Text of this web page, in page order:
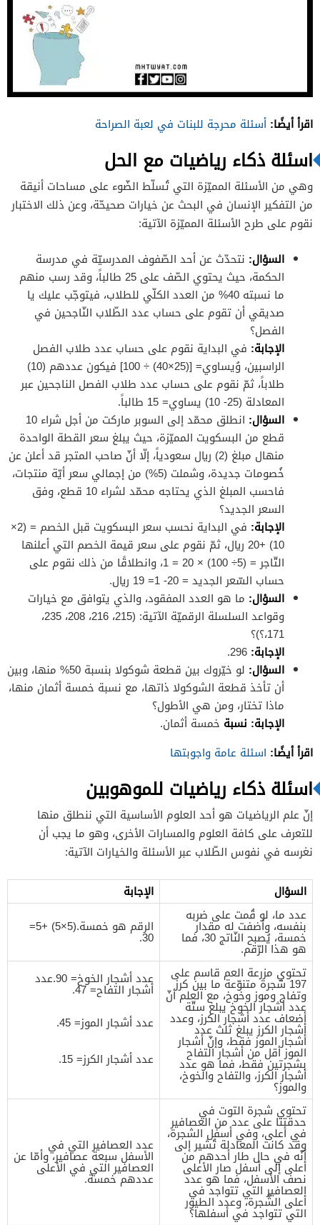
اقرأ أيضًا: أسئلة محرجة للبنات في لعبة الصراحة
اسئلة ذكاء رياضيات مع الحل
وهي من الأسئلة المميّزة التي تُسلّط الضّوء على مساحات أنيقة
من التفكير الإنسان في البحث عن خيارات صحيحّة، وعن ذلك الاختبار
نقوم على طرح الأسئلة المميّزة الآتية:
السؤال: نتحدّث عن أحد الصّفوف المدرسيّة في مدرسة
الحكمة، حيث يحتوي الصّف على 25 طالباً، وقد رسب منهم
ما نسبته 40% من العدد الكلّي للطلاب، فيتوجّب عليك يا
صديقي أن تقوم على حساب عدد الطّلاب النّاجحين في
الفصل؟
الإجابة: في البداية نقوم على حساب عدد طلاب الفصل
الراسبين، وُيساوي= [(25×40) ÷ 100] فيكون عددهم (10)
طلاباً، ثمّ نقوم على حساب عدد طلاب الفصل الناجحين عبر
المعادلة (25- 10) يساوي= 15 طالباً.
السؤال:
انطلق محمّد إلى السوبر ماركت من أجل شراء 10
قطع من البسكويت المميّزة، حيث يبلغ سعر القطة الواحدة
منهال مبلغ (2) ريال سعودياً، إلّا أنّ صاحب المتجر قد أعلن عن
خُصومات جديدة، وشملت (5%) من إجمالي سعر أيّة منتجات،
فاحسب المبلغ الذي يحتاجه محمّد لشراء 10 قطع، وفق
السعر الجديد؟
الإجابة:
في البداية نحسب سعر البسكويت قبل الخصم = (2×
10) +20 ريال، ثمّ نقوم على سعر قيمة الخصم التي أعلنها
التّاجر = (5÷ 100) × 20 = 1، وانطلاقًا من ذلك نقوم على
حساب السّعر الجديد = 20- 1= 19 ريال.
السؤال: ما هو العدد المفقود، والذي يتوافق مع خيارات
وقواعد السلسلة الرقميّة الآتية: (215، 216، 208، 235،
171،؟)؟
الإجابة:
السؤال:
لو خيّروك بين قطعة شوكولا بنسبة 50% منها، وبين
أن تأخذ قطعة الشوكولا ذاتها، مع نسبة خمسة أثمان منها،
ماذا تختار، ومن هي الأطول؟
الإجابة: نسبة خمسة أثمان.
اقرأ أيضًا: اسئلة عامة واجوبتها
اسئلة ذكاء رياضيات للموهوبين
إنّ علم الرياضيات هو أحد العلوم الأساسية التي ننطلق منها
للتعرف على كافة العلوم والمسارات الأخرى، وهو ما يجب أن
نغرسه في نفوس الطّلاب عبر الأسئلة والخيارات الآتية:
السؤال
الإجابة
عدد ما، لو قُمت على ضربه
بنفسه، وأضفت له مقدار
خمسة، يُصبح النّاتج 30، فما
هو هذا الرّقم.
الرقم هو خمسة.(5×5) +5=
30.
تحتوي مزرعة العم قاسم على
197 شجرة متنوّعة ما بين كرز
وتفاح وموز وخوخ، مع العلم أنّ
عدد أشجار الخوخ يبلغ ستّة
أضعاف عدد أشجار الكرز، وعدد
أشجار الكرز يبلغ ثلث عدد
أشجار الموز فقط، وإنّ أشجار
الموز أقل من أشجار التفاح
بشجرتين فقط، فما هو عدد
أشجار الكرز، والتفاح والخوخ،
والموز؟
عدد أشجار الخوخ= 90.عدد
أشجار التفاح= 47.
عدد أشجار الموز= 45.
عدد أشجار الكرز= 15.
تحتوي شجرة التوت في
حدقتنا على عدد من العصافير
في أعلى، وفي أسفل الشجرة،
وقد كانت المعادلة تُشير إلى
أنّه في حال طار أحدهم من
أعلى إلى أسفل صار الأعلى
نصف الأسفل، فما هو عدد
العصافير التي تتواجد في
أعلى الشّجرة، وعدد الطيور
التي تتواجد في أسفلها؟
عدد العصافير التي في
الأسفل سبعة عصافير، وأمّا عن
العصافير التي في الأعلى
عددهم خمسة.